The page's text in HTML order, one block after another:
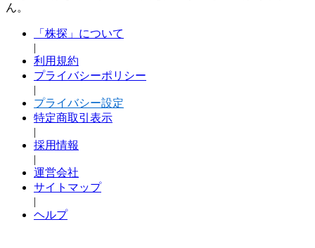
ん。
「株探」について
|
利用規約
プライバシーポリシー
|
プライバシー設定
特定商取引表示
|
採用情報
|
運営会社
サイトマップ
|
ヘルプ